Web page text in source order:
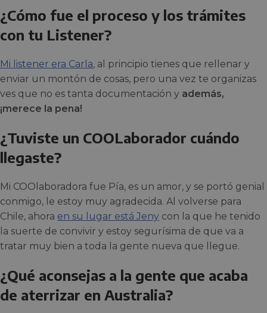
¿Cómo fue el proceso y los trámites
con tu Listener?
Mi listener era Carla, al principio tienes que rellenar y
enviar un montón de cosas, pero una vez te organizas
ves que no es tanta documentación y además,
¡merece la pena!
¿Tuviste un COOLaborador cuándo
llegaste?
Mi COOlaboradora fue Pía, es un amor, y se portó genial
conmigo, le estoy muy agradecida. Al volverse para
Chile, ahora en su lugar está Jeny con la que he tenido
la suerte de convivir y estoy segurísima de que va a
tratar muy bien a toda la gente nueva que llegue.
¿Qué aconsejas a la gente que acaba
de aterrizar en Australia?